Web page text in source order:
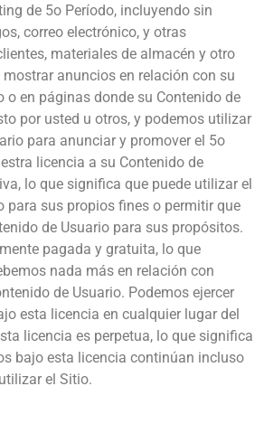
de 5o Período, incluyendo sin
correo electrónico, y otras
materiales de almacén y otro
anuncios en relación con su
o en páginas donde su Contenido de
por usted u otros, y podemos utilizar
para anunciar y promover el 5o
licencia a su Contenido de
lo que significa que puede utilizar el
para sus propios fines o permitir que
de Usuario para sus propósitos.
pagada y gratuita, lo que
nada más en relación con
de Usuario. Podemos ejercer
esta licencia en cualquier lugar del
licencia es perpetua, lo que significa
bajo esta licencia continúan incluso
el Sitio.